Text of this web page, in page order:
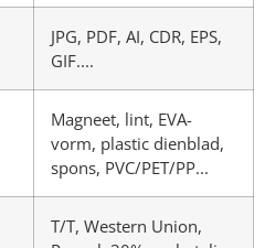
JPG, PDF, AI, CDR, EPS,
GIF....
Magneet, lint, EVA-
vorm, plastic dienblad,
spons, PVC/PET/PP...
T/T, Western Union,